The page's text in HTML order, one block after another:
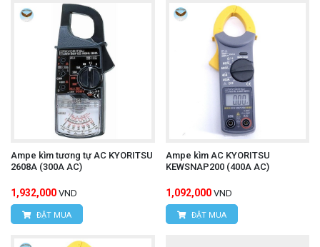
Ampe kìm tương tự AC KYORITSU
2608A (300A AC)
1,932,000 VND
ĐẶT MUA
Ampe kìm AC KYORITSU
KEWSNAP200 (400A AC)
1,092,000 VND
ĐẶT MUA